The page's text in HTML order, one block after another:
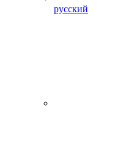
русский